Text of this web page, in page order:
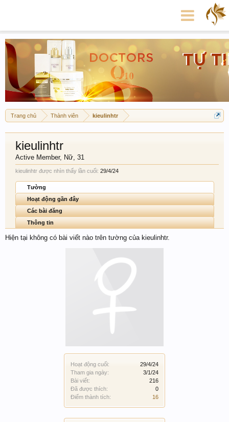
Trang chủ Thành viên kieulinhtr
Hoạt động cuối:
29/4/24
Tham gia ngày:
3/1/24
Bài viết:
216
Đã được thích:
0
Điểm thành tích:
16
kieulinhtr
Active Member, Nữ, 31
kieulinhtr được nhìn thấy lần cuối: 29/4/24
Tường
Hoạt động gần đây
Các bài đăng
Thông tin
Hiện tại không có bài viết nào trên tường của kieulinhtr.